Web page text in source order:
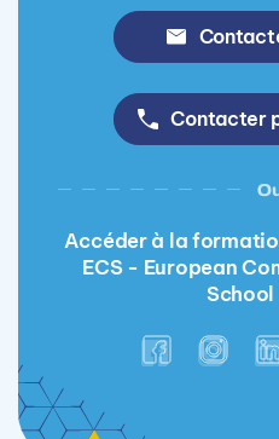
Contacter
Accéder à la
ECS - European
School